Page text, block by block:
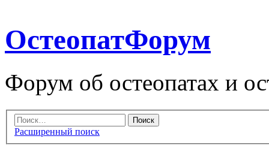
ОстеопатФорум
Форум об остеопатах и
Расширенный поиск